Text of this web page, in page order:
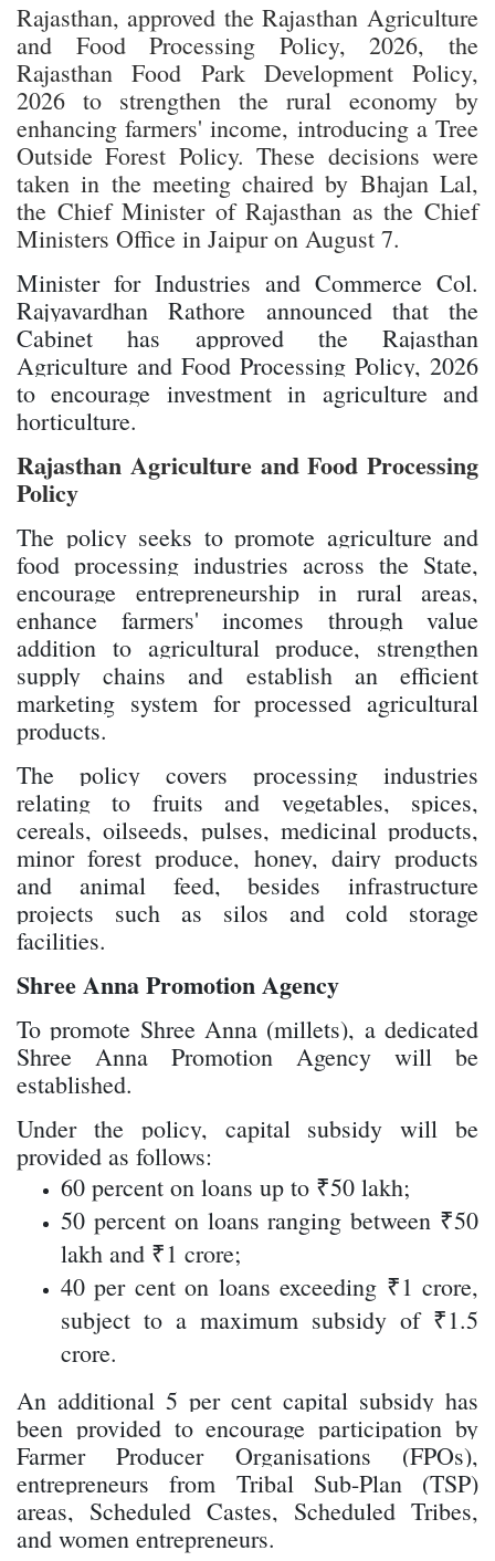
Rajasthan, approved the Rajasthan Agriculture
and Food Processing Policy, 2026, the
Rajasthan Food Park Development Policy,
2026 to strengthen the rural economy by
enhancing farmers' income, introducing a Tree
Outside Forest Policy. These decisions were
taken in the meeting chaired by Bhajan Lal,
the Chief Minister of Rajasthan as the Chief
Ministers Office in Jaipur on August 7.
Minister for Industries and Commerce Col.
Rajyavardhan Rathore announced that the
Cabinet has approved the Rajasthan
Agriculture and Food Processing Policy, 2026
to encourage investment in agriculture and
horticulture.
Rajasthan Agriculture and Food Processing
Policy
The policy seeks to promote agriculture and
food processing industries across the State,
encourage entrepreneurship in rural areas,
enhance farmers' incomes through value
addition to agricultural produce, strengthen
supply chains and establish an efficient
marketing system for processed agricultural
products.
The policy covers processing industries
relating to fruits and vegetables, spices,
cereals, oilseeds, pulses, medicinal products,
minor forest produce, honey, dairy products
and animal feed, besides infrastructure
projects such as silos and cold storage
facilities.
Shree Anna Promotion Agency
To promote Shree Anna (millets), a dedicated
Shree Anna Promotion Agency will be
established.
Under the policy, capital subsidy will be
provided as follows:
60 percent on loans up to ₹50 lakh;
50 percent on loans ranging between ₹50
lakh and ₹1 crore;
40 per cent on loans exceeding ₹1 crore,
subject to a maximum subsidy of ₹1.5
crore.
An additional 5 per cent capital subsidy has
been provided to encourage participation by
Farmer Producer Organisations (FPOs),
entrepreneurs from Tribal Sub-Plan (TSP)
areas, Scheduled Castes, Scheduled Tribes,
and women entrepreneurs.